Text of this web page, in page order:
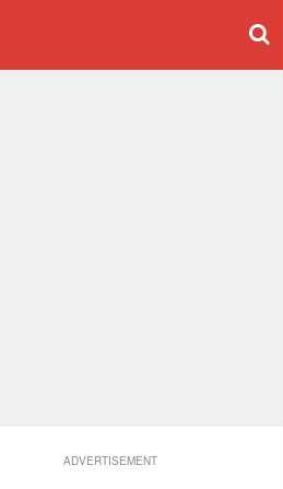
ADVERTISEMENT